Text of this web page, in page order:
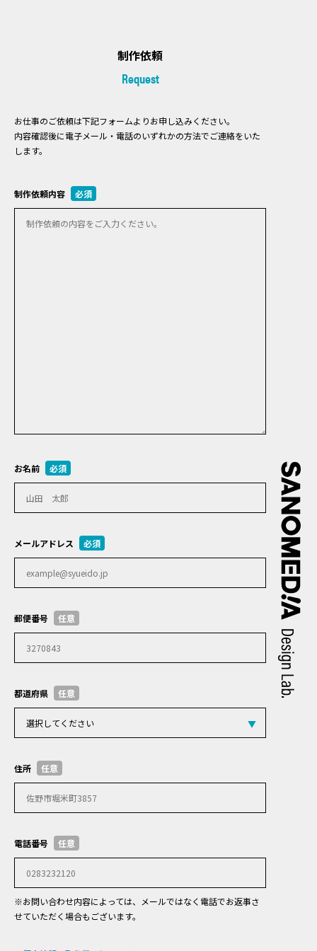
制作依頼
Request
お仕事のご依頼は下記フォームよりお申し込みください。
内容確認後に電子メール・電話のいずれかの方法でご連絡をいた
します。
制作依頼内容 必須
お名前 必須
メールアドレス 必須
郵便番号 任意
都道府県 任意
住所 任意
電話番号 任意
※お問い合わせ内容によっては、メールではなく電話でお返事さ
せていただく場合もございます。